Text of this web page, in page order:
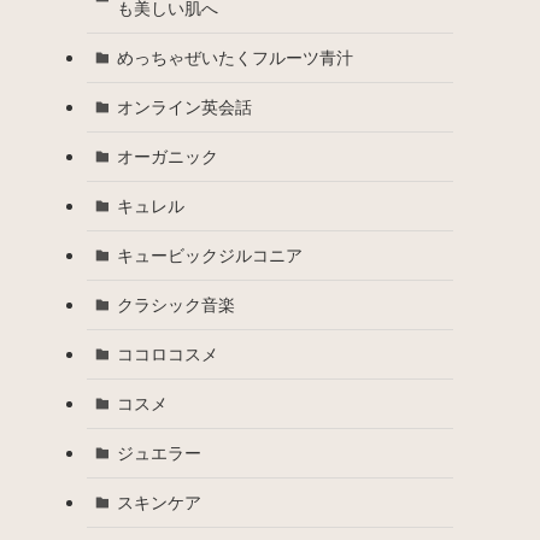
も美しい肌へ
めっちゃぜいたくフルーツ青汁
オンライン英会話
オーガニック
キュレル
キュービックジルコニア
クラシック音楽
ココロコスメ
コスメ
ジュエラー
スキンケア